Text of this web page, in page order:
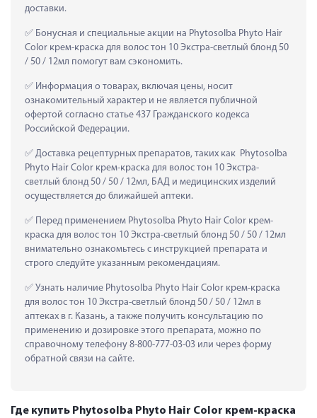
доставки.
Бонусная и специальные акции на Phytosolba Phyto Hair
Color крем-краска для волос тон 10 Экстра-светлый блонд 50
/ 50 / 12мл помогут вам сэкономить.
Информация о товарах, включая цены, носит
ознакомительный характер и не является публичной
офертой согласно статье 437 Гражданского кодекса
Российской Федерации.
Доставка рецептурных препаратов, таких как  Phytosolba
Phyto Hair Color крем-краска для волос тон 10 Экстра-
светлый блонд 50 / 50 / 12мл, БАД и медицинских изделий
осуществляется до ближайшей аптеки.
Перед применением Phytosolba Phyto Hair Color крем-
краска для волос тон 10 Экстра-светлый блонд 50 / 50 / 12мл
внимательно ознакомьтесь с инструкцией препарата и
строго следуйте указанным рекомендациям.
Узнать наличие Phytosolba Phyto Hair Color крем-краска
для волос тон 10 Экстра-светлый блонд 50 / 50 / 12мл в
аптеках в г. Казань, а также получить консультацию по
применению и дозировке этого препарата, можно по
справочному телефону 8-800-777-03-03 или через форму
обратной связи на сайте.
Где купить Phytosolba Phyto Hair Color крем-краска